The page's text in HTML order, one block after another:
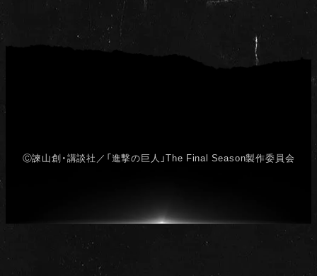
Ⓒ諫山創・講談社／「進撃の巨人」The Final Season製作委員会